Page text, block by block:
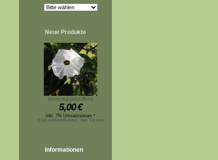
Neue Produkte
Ipomoea pauciflora
5,00€
inkl. 7% Umsatzsteuer *
zzgl.Versandkosten, hier klicken
Informationen